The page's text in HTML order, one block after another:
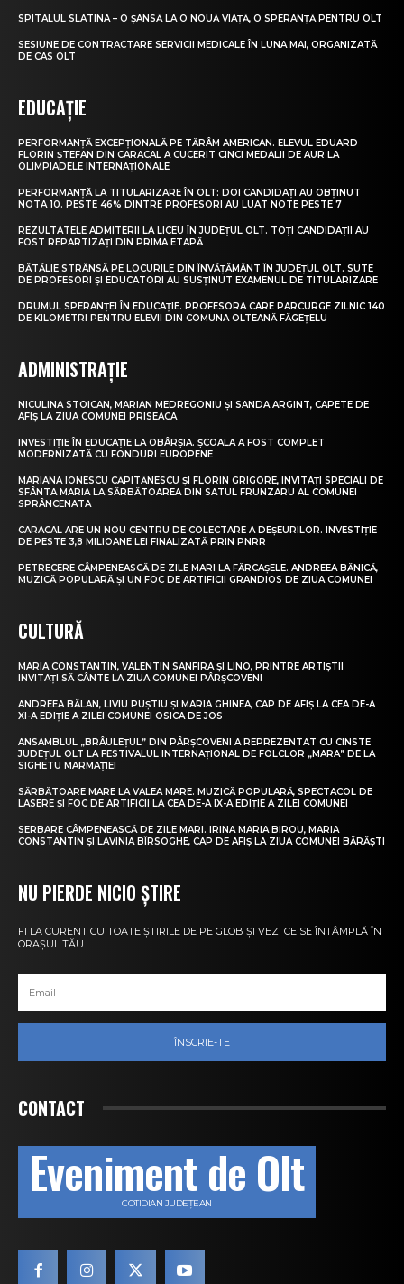
SPITALUL SLATINA – O ȘANSĂ LA O NOUĂ VIAȚĂ, O SPERANȚĂ PENTRU OLT
SESIUNE DE CONTRACTARE SERVICII MEDICALE ÎN LUNA MAI, ORGANIZATĂ
DE CAS OLT
EDUCAȚIE
PERFORMANȚĂ EXCEPȚIONALĂ PE TĂRÂM AMERICAN. ELEVUL EDUARD
FLORIN ȘTEFAN DIN CARACAL A CUCERIT CINCI MEDALII DE AUR LA
OLIMPIADELE INTERNAȚIONALE
PERFORMANȚĂ LA TITULARIZARE ÎN OLT: DOI CANDIDAȚI AU OBȚINUT
NOTA 10. PESTE 46% DINTRE PROFESORI AU LUAT NOTE PESTE 7
REZULTATELE ADMITERII LA LICEU ÎN JUDEȚUL OLT. TOȚI CANDIDAȚII AU
FOST REPARTIZAȚI DIN PRIMA ETAPĂ
BĂTĂLIE STRÂNSĂ PE LOCURILE DIN ÎNVĂȚĂMÂNT ÎN JUDEȚUL OLT. SUTE
DE PROFESORI ȘI EDUCATORI AU SUSȚINUT EXAMENUL DE TITULARIZARE
DRUMUL SPERANȚEI ÎN EDUCAȚIE. PROFESORA CARE PARCURGE ZILNIC 140
DE KILOMETRI PENTRU ELEVII DIN COMUNA OLTEANĂ FĂGEȚELU
ADMINISTRAȚIE
NICULINA STOICAN, MARIAN MEDREGONIU ȘI SANDA ARGINT, CAPETE DE
AFIȘ LA ZIUA COMUNEI PRISEACA
INVESTIȚIE ÎN EDUCAȚIE LA OBÂRȘIA. ȘCOALA A FOST COMPLET
MODERNIZATĂ CU FONDURI EUROPENE
MARIANA IONESCU CĂPITĂNESCU ȘI FLORIN GRIGORE, INVITAȚI SPECIALI DE
SFÂNTA MARIA LA SĂRBĂTOAREA DIN SATUL FRUNZARU AL COMUNEI
SPRÂNCENATA
CARACAL ARE UN NOU CENTRU DE COLECTARE A DEȘEURILOR. INVESTIȚIE
DE PESTE 3,8 MILIOANE LEI FINALIZATĂ PRIN PNRR
PETRECERE CÂMPENEASCĂ DE ZILE MARI LA FĂRCAȘELE. ANDREEA BĂNICĂ,
MUZICĂ POPULARĂ ȘI UN FOC DE ARTIFICII GRANDIOS DE ZIUA COMUNEI
CULTURĂ
MARIA CONSTANTIN, VALENTIN SANFIRA ȘI LINO, PRINTRE ARTIȘTII
INVITAȚI SĂ CÂNTE LA ZIUA COMUNEI PÂRȘCOVENI
ANDREEA BĂLAN, LIVIU PUȘTIU ȘI MARIA GHINEA, CAP DE AFIȘ LA CEA DE-A
XI-A EDIȚIE A ZILEI COMUNEI OSICA DE JOS
ANSAMBLUL „BRÂULEȚUL” DIN PÂRȘCOVENI A REPREZENTAT CU CINSTE
JUDEȚUL OLT LA FESTIVALUL INTERNAȚIONAL DE FOLCLOR „MARA” DE LA
SIGHETU MARMAȚIEI
SĂRBĂTOARE MARE LA VALEA MARE. MUZICĂ POPULARĂ, SPECTACOL DE
LASERE ȘI FOC DE ARTIFICII LA CEA DE-A IX-A EDIȚIE A ZILEI COMUNEI
SERBARE CÂMPENEASCĂ DE ZILE MARI. IRINA MARIA BIROU, MARIA
CONSTANTIN ȘI LAVINIA BÎRSOGHE, CAP DE AFIȘ LA ZIUA COMUNEI BĂRĂȘTI
NU PIERDE NICIO ȘTIRE
FI LA CURENT CU TOATE ȘTIRILE DE PE GLOB ȘI VEZI CE SE ÎNTÂMPLĂ ÎN
ORAȘUL TĂU.
ÎNSCRIE-TE
CONTACT
Eveniment de Olt
COTIDIAN JUDEȚEAN